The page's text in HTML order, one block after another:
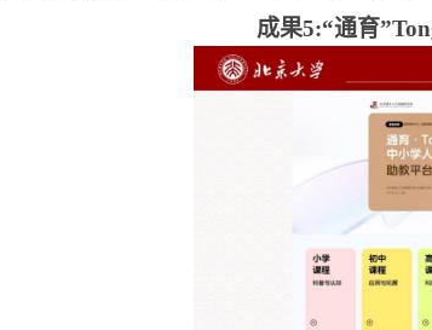
成果5:“通育